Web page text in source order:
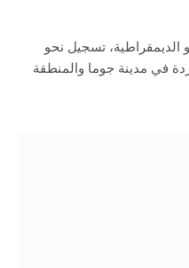
تسجيل نحو
في مدينة جوما والمنطقة